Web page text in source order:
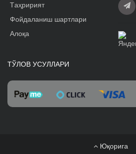
Tаҳририят
Фойдаланиш шартлари
Алоқа
ТЎЛОВ УСУЛЛАРИ
Юқорига